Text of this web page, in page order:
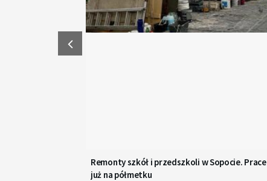
Remonty szkół i przedszkoli w Sopocie. Prace
już na półmetku